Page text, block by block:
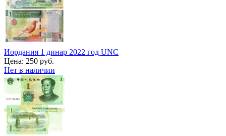
Иордания 1 динар 2022 год UNC
Цена: 250 руб.
Нет в наличии